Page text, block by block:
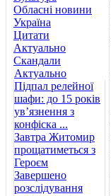
Обласні новини
Україна
Цитати
Актуально
Скандали
Актуально
Підпал релейної
шафи: до 15 років
ув’язнення з
конфіска ...
Завтра Житомир
прощатиметься з
Героєм
Завершено
розслідування